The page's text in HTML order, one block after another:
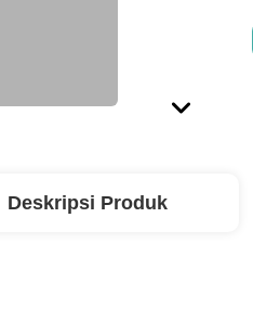
Deskripsi Produk